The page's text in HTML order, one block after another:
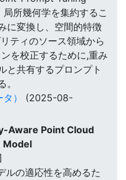
所幾何学を集約するこ
に変換し、空間的特徴
ティのソース領域から
を校正するために,重み
と共有するプロンプト
）
(2025-08-
Aware Point Cloud
Model
ルの適応性を高めるた